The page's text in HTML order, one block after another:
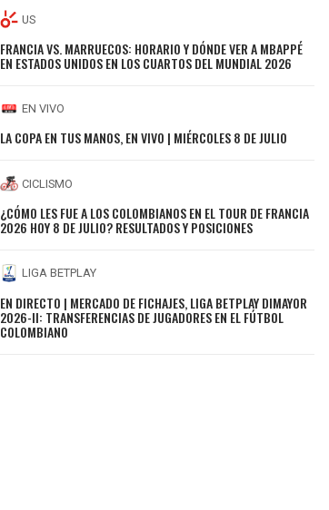
US
FRANCIA VS. MARRUECOS: HORARIO Y DÓNDE VER A MBAPPÉ
EN ESTADOS UNIDOS EN LOS CUARTOS DEL MUNDIAL 2026
EN VIVO
LA COPA EN TUS MANOS, EN VIVO | MIÉRCOLES 8 DE JULIO
CICLISMO
¿CÓMO LES FUE A LOS COLOMBIANOS EN EL TOUR DE FRANCIA
2026 HOY 8 DE JULIO? RESULTADOS Y POSICIONES
LIGA BETPLAY
EN DIRECTO | MERCADO DE FICHAJES, LIGA BETPLAY DIMAYOR
2026-II: TRANSFERENCIAS DE JUGADORES EN EL FÚTBOL
COLOMBIANO